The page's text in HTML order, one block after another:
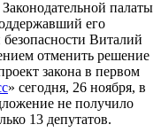
палаты
его
Виталий
отменить решение
закона в первом
» сегодня, 26 ноября, в
не получило
13 депутатов.